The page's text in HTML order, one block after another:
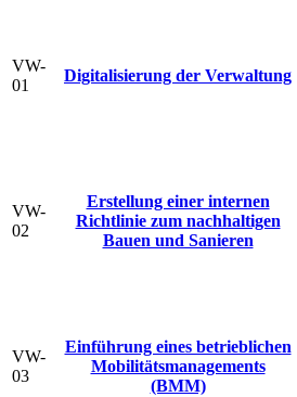
VW-
01
Digitalisierung der Verwaltung
VW-
02
Erstellung einer internen
Richtlinie zum nachhaltigen
Bauen und Sanieren
VW-
03
Einführung eines betrieblichen
Mobilitätsmanagements
(BMM)